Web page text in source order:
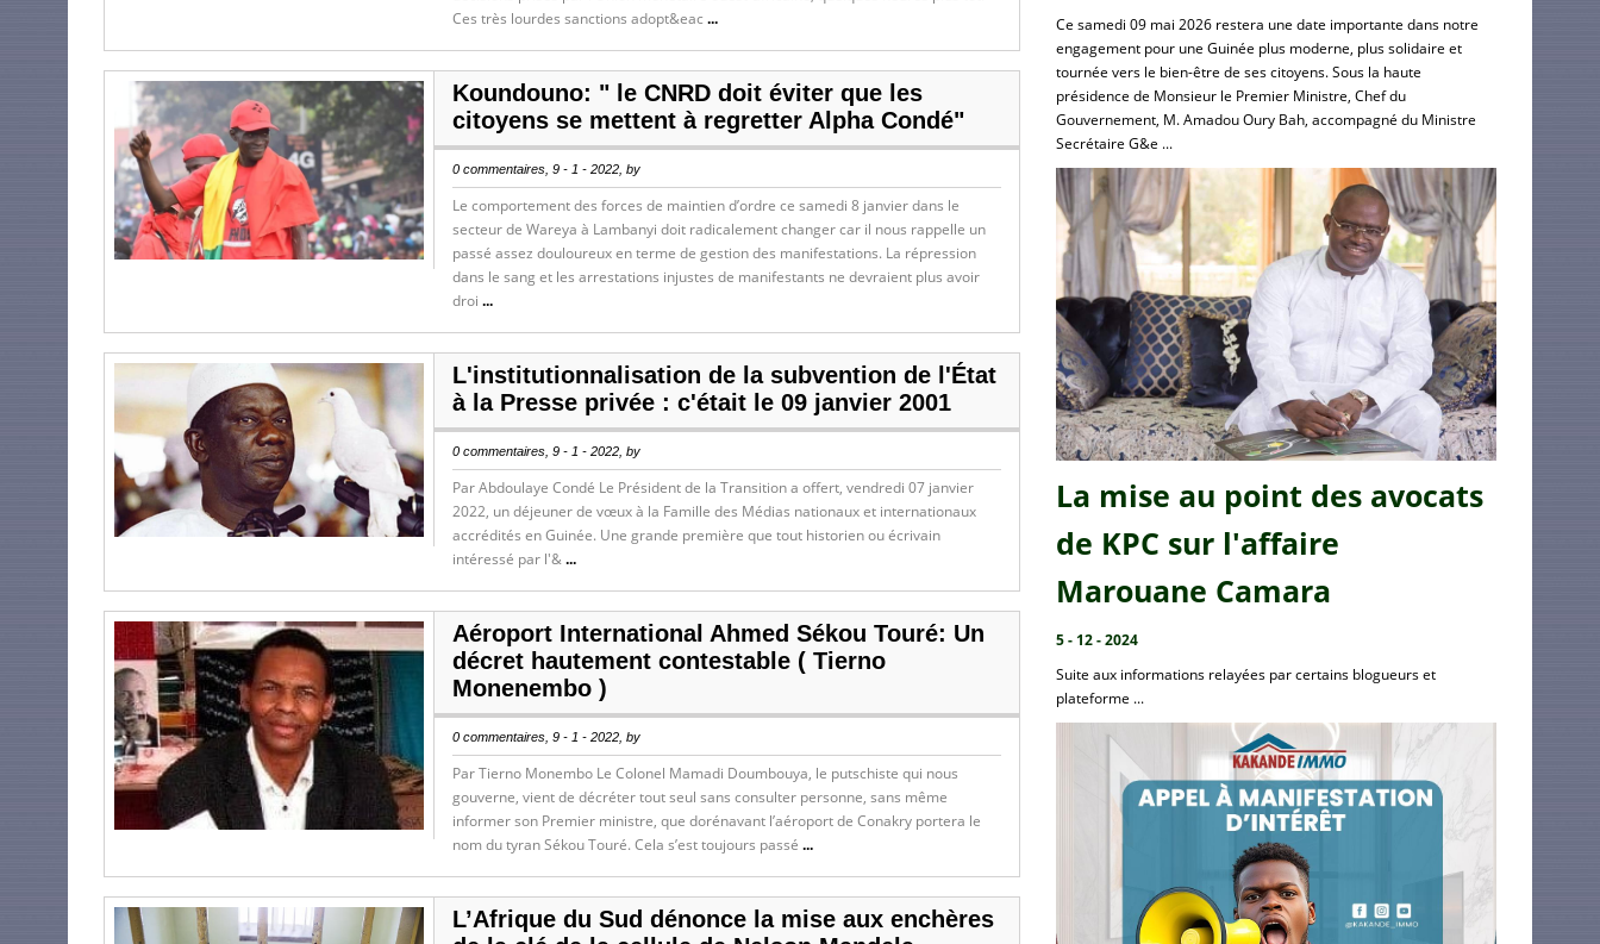
Ces très lourdes sanctions adopt&eac ...
Koundouno: " le CNRD doit éviter que les
citoyens se mettent à regretter Alpha Condé"
0 commentaires, 9 - 1 - 2022, by
Le comportement des forces de maintien d’ordre ce samedi 8 janvier dans le
secteur de Wareya à Lambanyi doit radicalement changer car il nous rappelle un
passé assez douloureux en terme de gestion des manifestations. La répression
dans le sang et les arrestations injustes de manifestants ne devraient plus avoir
droi ...
L'institutionnalisation de la subvention de l'État
à la Presse privée : c'était le 09 janvier 2001
0 commentaires, 9 - 1 - 2022, by
Par Abdoulaye Condé Le Président de la Transition a offert, vendredi 07 janvier
2022, un déjeuner de vœux à la Famille des Médias nationaux et internationaux
accrédités en Guinée. Une grande première que tout historien ou écrivain
intéressé par l'&...
Aéroport International Ahmed Sékou Touré: Un
décret hautement contestable ( Tierno
Monenembo )
0 commentaires, 9 - 1 - 2022, by
Par Tierno Monembo Le Colonel Mamadi Doumbouya, le putschiste qui nous
gouverne, vient de décréter tout seul sans consulter personne, sans même
informer son Premier ministre, que dorénavant l’aéroport de Conakry portera le
nom du tyran Sékou Touré. Cela s’est toujours passé ...
L’Afrique du Sud dénonce la mise aux enchères
Ce samedi 09 mai 2026 restera une date importante dans notre
engagement pour une Guinée plus moderne, plus solidaire et
tournée vers le bien-être de ses citoyens. Sous la haute
présidence de Monsieur le Premier Ministre, Chef du
Gouvernement, M. Amadou Oury Bah, accompagné du Ministre
Secrétaire G&e ...
La mise au point des avocats
de KPC sur l'affaire
Marouane Camara
5 - 12 - 2024
Suite aux informations relayées par certains blogueurs et
plateforme ...